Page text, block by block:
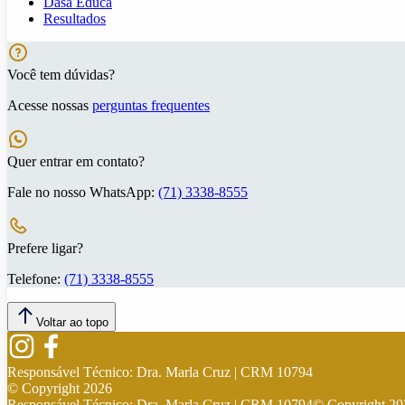
Resultados
Você tem dúvidas?
Acesse nossas perguntas frequentes
Quer entrar em contato?
Fale no nosso WhatsApp: (71) 3338-8555
Prefere ligar?
Telefone: (71) 3338-8555
Voltar ao topo
Responsável Técnico: Dra. Marla Cruz | CRM 10794
© Copyright 2026